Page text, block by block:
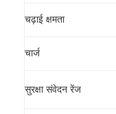
चढ़ाई क्षमता
चार्ज
सुरक्षा संवेदन रेंज